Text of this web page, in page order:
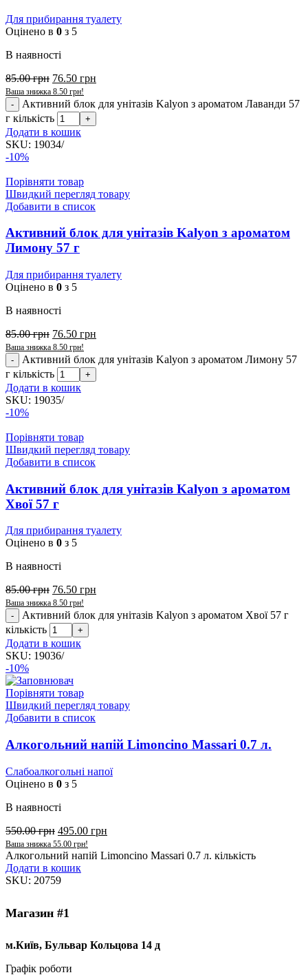
Для прибирання туалету
Оцінено в 0 з 5
В наявності
85.00грн 76.50 грн
Ваша знижка 8.50 грн!
Активний блок для унітазів Kalyon з ароматом Лаванди 57
г кількість
Додати в кошик
SKU: 19034/
-10%
Порівняти товар
Швидкий перегляд товару
Добавити в список
Активний блок для унітазів Kalyon з ароматом
Лимону 57 г
Для прибирання туалету
Оцінено в 0 з 5
В наявності
85.00грн 76.50 грн
Ваша знижка 8.50 грн!
Активний блок для унітазів Kalyon з ароматом Лимону 57
г кількість
Додати в кошик
SKU: 19035/
-10%
Порівняти товар
Швидкий перегляд товару
Добавити в список
Активний блок для унітазів Kalyon з ароматом
Хвої 57 г
Для прибирання туалету
Оцінено в 0 з 5
В наявності
85.00грн 76.50 грн
Ваша знижка 8.50 грн!
Активний блок для унітазів Kalyon з ароматом Хвої 57 г
кількість
Додати в кошик
SKU: 19036/
-10%
Порівняти товар
Швидкий перегляд товару
Добавити в список
Алкогольний напій Limoncino Massari 0.7 л.
Слабоалкогольні напої
Оцінено в 0 з 5
В наявності
550.00грн 495.00 грн
Ваша знижка 55.00 грн!
Алкогольний напій Limoncino Massari 0.7 л. кількість
Додати в кошик
SKU: 20759
Магазин #1
м.Київ, Бульвар Кольцова 14 д
Графік роботи